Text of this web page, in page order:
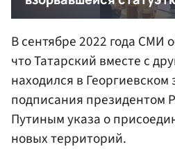
В сентябре 2022 года СМИ
что Татарский вместе с
находился в Георгиевском
подписания президентом
Путиным указа о
новых территорий.